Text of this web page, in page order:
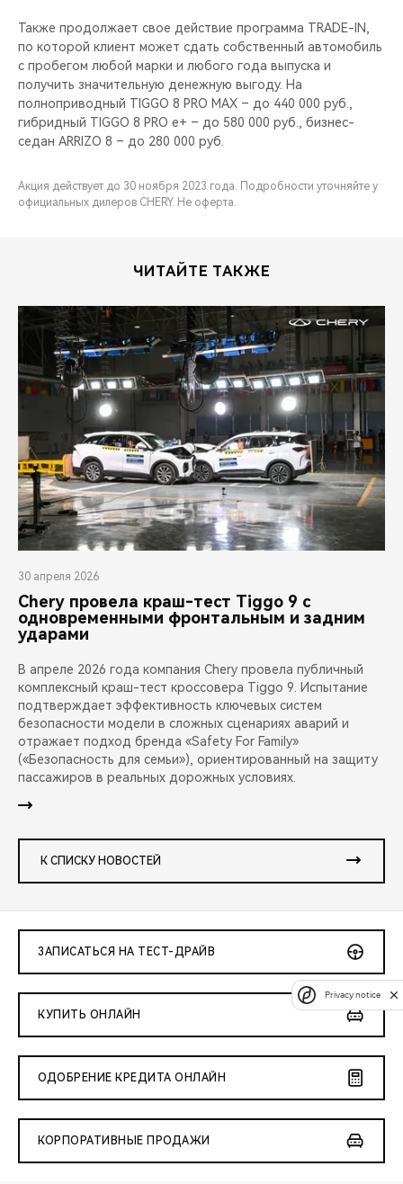
Также продолжает свое действие программа TRADE-IN,
по которой клиент может сдать собственный автомобиль
с пробегом любой марки и любого года выпуска и
получить значительную денежную выгоду. На
полноприводный TIGGO 8 PRO MAX – до 440 000 руб.,
гибридный TIGGO 8 PRO e+ – до 580 000 руб., бизнес-
седан ARRIZO 8 – до 280 000 руб.
Акция действует до 30 ноября 2023 года. Подробности уточняйте у
официальных дилеров CHERY. Не оферта.
ЧИТАЙТЕ ТАКЖЕ
30 апреля 2026
Chery провела краш-тест Tiggo 9 с
одновременными фронтальным и задним
ударами
В апреле 2026 года компания Chery провела публичный
комплексный краш-тест кроссовера Tiggo 9. Испытание
подтверждает эффективность ключевых систем
безопасности модели в сложных сценариях аварий и
отражает подход бренда «Safety For Family»
(«Безопасность для семьи»), ориентированный на защиту
пассажиров в реальных дорожных условиях.
К СПИСКУ НОВОСТЕЙ
ЗАПИСАТЬСЯ НА ТЕСТ-ДРАЙВ
КУПИТЬ ОНЛАЙН
ОДОБРЕНИЕ КРЕДИТА ОНЛАЙН
КОРПОРАТИВНЫЕ ПРОДАЖИ
Privacy notice